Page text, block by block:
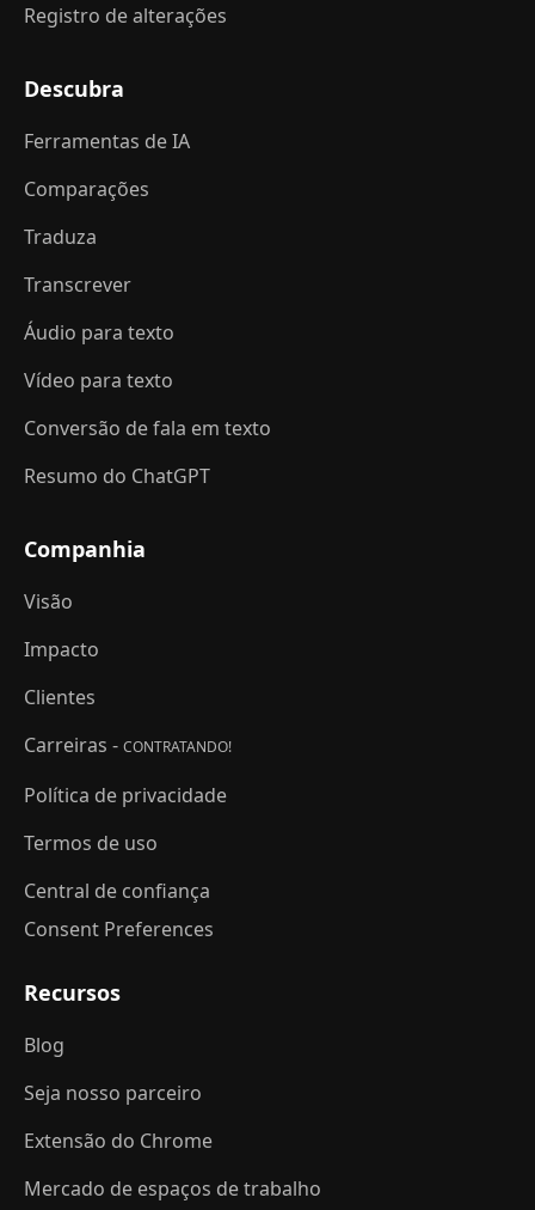
Registro de alterações
Descubra
Ferramentas de IA
Comparações
Traduza
Transcrever
Áudio para texto
Vídeo para texto
Conversão de fala em texto
Resumo do ChatGPT
Companhia
Visão
Impacto
Clientes
Carreiras - CONTRATANDO!
Política de privacidade
Termos de uso
Central de confiança
Consent Preferences
Recursos
Blog
Seja nosso parceiro
Extensão do Chrome
Mercado de espaços de trabalho